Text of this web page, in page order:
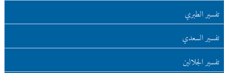
تفسير الطبري
تفسير السعدي
تفسير الجلالين